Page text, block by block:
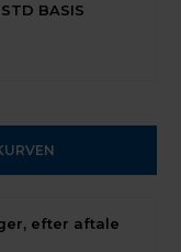
BASIS
efter aftale